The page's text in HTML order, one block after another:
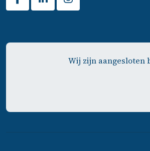
Wij zijn aangesloten